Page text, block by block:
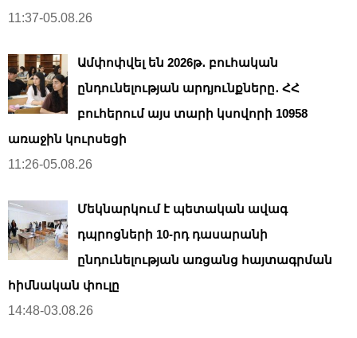
11:37-05.08.26
Ամփոփվել են 2026թ․ բուհական
ընդունելության արդյունքները․ ՀՀ
բուհերում այս տարի կսովորի 10958
առաջին կուրսեցի
11:26-05.08.26
Մեկնարկում է պետական ավագ
դպրոցների 10-րդ դասարանի
ընդունելության առցանց հայտագրման
հիմնական փուլը
14:48-03.08.26